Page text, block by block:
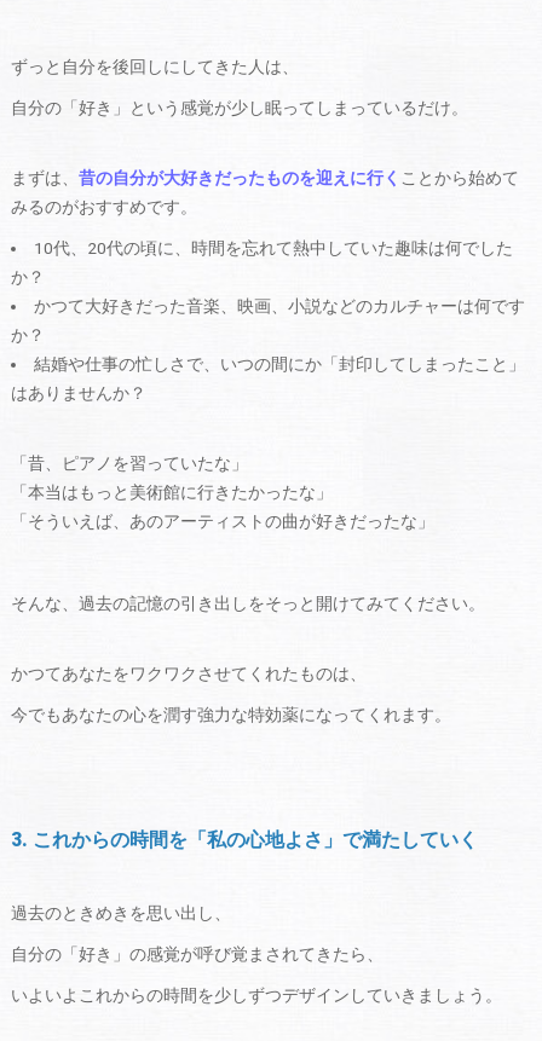
ずっと自分を後回しにしてきた人は、
自分の「好き」という感覚が少し眠ってしまっているだけ。
まずは、 昔の自分が大好きだったものを迎えに行く ことから始めて
みるのがおすすめです。
10代、20代の頃に、時間を忘れて熱中していた趣味は何でした
か？
かつて大好きだった音楽、映画、小説などのカルチャーは何です
か？
結婚や仕事の忙しさで、いつの間にか「封印してしまったこと」
はありませんか？
「昔、ピアノを習っていたな」
「本当はもっと美術館に行きたかったな」
「そういえば、あのアーティストの曲が好きだったな」
そんな、過去の記憶の引き出しをそっと開けてみてください。
かつてあなたをワクワクさせてくれたものは、
今でもあなたの心を潤す強力な特効薬になってくれます。
3. これからの時間を「私の心地よさ」で満たしていく
過去のときめきを思い出し、
自分の「好き」の感覚が呼び覚まされてきたら、
いよいよこれからの時間を少しずつデザインしていきましょう。